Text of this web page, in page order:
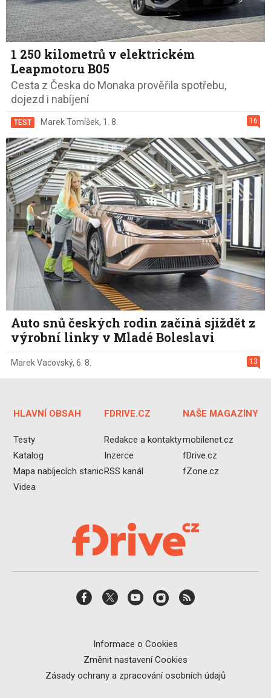
1 250 kilometrů v elektrickém
Leapmotoru B05
Cesta z Česka do Monaka prověřila spotřebu,
dojezd i nabíjení
16
TEST Marek Tomíšek, 1. 8.
Auto snů českých rodin začíná sjíždět z
výrobní linky v Mladé Boleslavi
13
Marek Vacovský, 6. 8.
HLAVNÍ OBSAH
Testy
Katalog
Mapa nabíjecích stanic
Videa
FDRIVE.CZ
Redakce a kontakty
Inzerce
RSS kanál
NAŠE MAGAZÍNY
mobilenet.cz
fDrive.cz
fZone.cz
Informace o Cookies
Změnit nastavení Cookies
Zásady ochrany a zpracování osobních údajů